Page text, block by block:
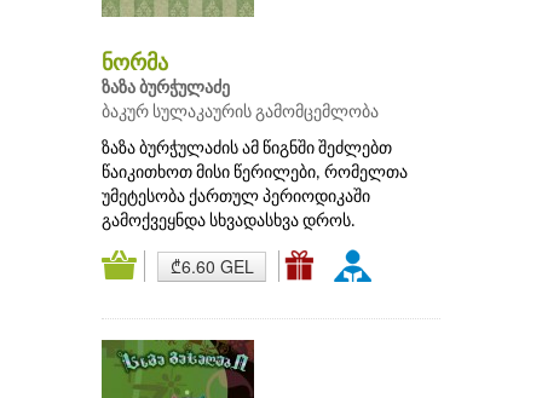
ნორმა
ზაზა ბურჭულაძე
ბაკურ სულაკაურის გამომცემლობა
ზაზა ბურჭულაძის ამ წიგნში შეძლებთ
წაიკითხოთ მისი წერილები, რომელთა
უმეტესობა ქართულ პერიოდიკაში
გამოქვეყნდა სხვადასხვა დროს.
₾6.60 GEL